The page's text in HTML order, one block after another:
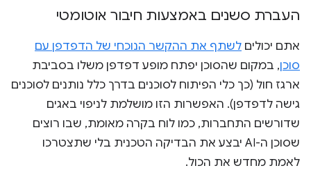
העברת סשנים באמצעות חיבור אוטומטי
אתם יכולים לשתף את ההקשר הנוכחי של הדפדפן עם
סוכן, במקום שהסוכן יפתח מופע דפדפן משלו בסביבת
ארגז חול (כך כלי הפיתוח לסוכנים בדרך כלל נותנים לסוכנים
גישה לדפדפן). האפשרות הזו מושלמת לניפוי באגים
שדורשים התחברות, כמו לוח בקרה מאומת, שבו רוצים
שסוכן ה-AI יבצע את הבדיקה הטכנית בלי שתצטרכו
לאמת מחדש את הכול.